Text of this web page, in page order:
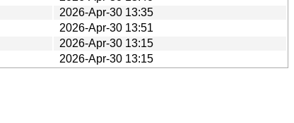
2026-Apr-30 13:35
2026-Apr-30 13:51
2026-Apr-30 13:15
2026-Apr-30 13:15